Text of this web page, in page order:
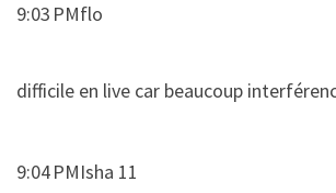
9:03 PMflo
​​difficile en live car beaucoup
9:04 PMIsha 11